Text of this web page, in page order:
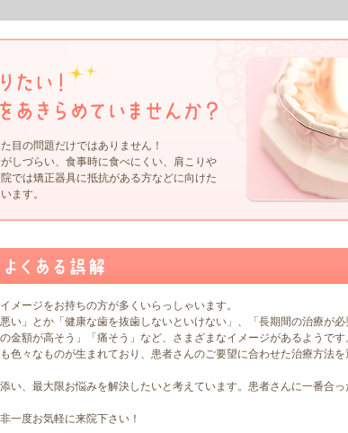
目の問題だけではありません！
しづらい、食事時に食べにくい、肩こりや
では矯正器具に抵抗がある方などに向けた
ます。
メージをお持ちの方が多くいらっしゃいます。
い」とか「健康な歯を抜歯しないといけない」、「長期間の治療が必
金額が高そう」「痛そう」など、さまざまなイメージがあるようです
色々なものが生まれており、患者さんのご要望に合わせた治療方法
い、最大限お悩みを解決したいと考えています。患者さんに一番合っ
一度お気軽に来院下さい！